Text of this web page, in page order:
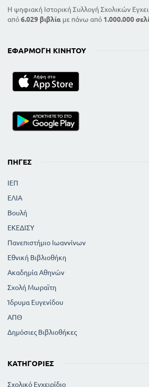
Η ψηφιακή Ιστορική Συλλογή Σχολικών
από6.029 βιβλία με πάνω από 1.000.000
ΕΦΑΡΜΟΓΉ ΚΙΝΗΤΟΎ
ΠΗΓΈΣ
ΙΕΠ
ΕΛΙΑ
Βουλή
ΕΚΕΔΙΣΥ
Πανεπιστήμιο Ιωαννίνων
Εθνική Βιβλιοθήκη
Ακαδημία Αθηνών
Σχολή Μωραϊτη
Ίδρυμα Ευγενίδου
ΑΠΘ
Δημόσιες Βιβλιοθήκες
ΚΑΤΗΓΟΡΊΕΣ
Σχολικό Εγχειρίδιο